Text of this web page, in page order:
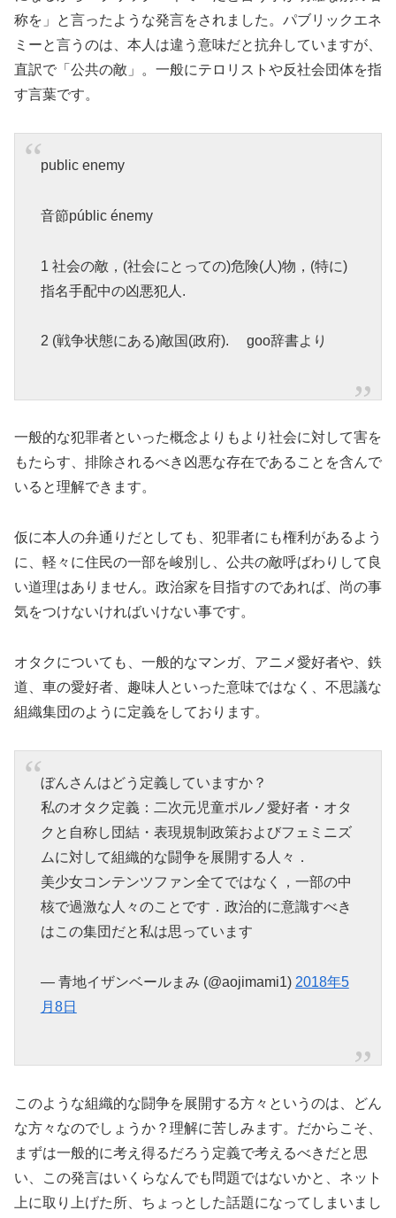
称を」と言ったような発言をされました。パブリックエネ
ミーと言うのは、本人は違う意味だと抗弁していますが、
直訳で「公共の敵」。一般にテロリストや反社会団体を指
す言葉です。
public enemy
音節públic énemy
1 社会の敵，(社会にとっての)危険(人)物，(特に)
指名手配中の凶悪犯人.
2 (戦争状態にある)敵国(政府). goo辞書より
一般的な犯罪者といった概念よりもより社会に対して害を
もたらす、排除されるべき凶悪な存在であることを含んで
いると理解できます。
仮に本人の弁通りだとしても、犯罪者にも権利があるよう
に、軽々に住民の一部を峻別し、公共の敵呼ばわりして良
い道理はありません。政治家を目指すのであれば、尚の事
気をつけないければいけない事です。
オタクについても、一般的なマンガ、アニメ愛好者や、鉄
道、車の愛好者、趣味人といった意味ではなく、不思議な
組織集団のように定義をしております。
ぼんさんはどう定義していますか？
私のオタク定義：二次元児童ポルノ愛好者・オタ
クと自称し団結・表現規制政策およびフェミニズ
ムに対して組織的な闘争を展開する人々．
美少女コンテンツファン全てではなく，一部の中
核で過激な人々のことです．政治的に意識すべき
はこの集団だと私は思っています
— 青地イザンベールまみ (@aojimami1) 2018年5
月8日
このような組織的な闘争を展開する方々というのは、どん
な方々なのでしょうか？理解に苦しみます。だからこそ、
まずは一般的に考え得るだろう定義で考えるべきだと思
い、この発言はいくらなんでも問題ではないかと、ネット
上に取り上げた所、ちょっとした話題になってしまいまし